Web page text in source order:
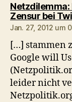
Netzdilemma:
Zensur bei
Jan. 27, 2012 um
[…] stammen
Google will
leider nicht